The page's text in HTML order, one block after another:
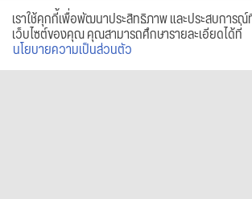
เราใช้คุกกี้เพื่อพัฒนาประสิทธิภาพ และประสบการณ์
เว็บไซต์ของคุณ คุณสามารถศึกษารายละเอียดได้ที่
นโยบายความเป็นส่วนตัว